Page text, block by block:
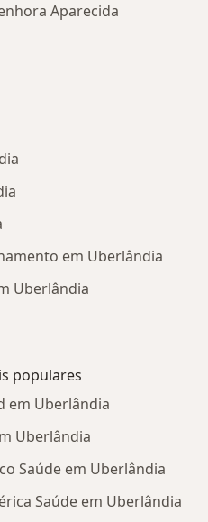
Aparecida
em Uberlândia
Uberlândia
populares
em Uberlândia
Uberlândia
Saúde em Uberlândia
Saúde em Uberlândia